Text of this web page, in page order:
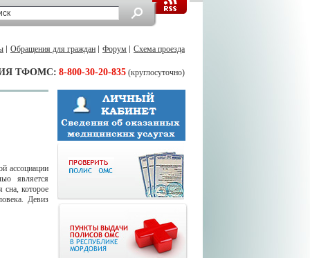
Обращения для граждан Форум Схема проезда
ТФОМС: 8-800-30-20-835 (круглосуточно)
ассоциации
является
сна, которое
Девиз